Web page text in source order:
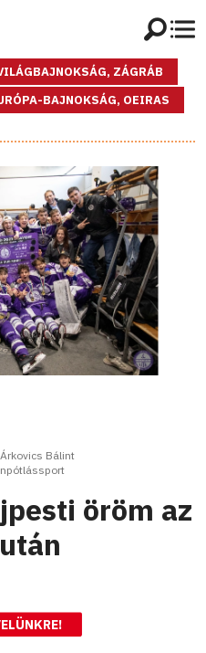
ZÁGRÁB
BAJNOKSÁG, OEIRAS
Árkovics Bálint
öröm az